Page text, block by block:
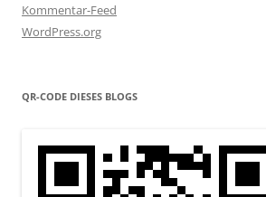
Kommentar-Feed
WordPress.org
QR-CODE DIESES BLOGS